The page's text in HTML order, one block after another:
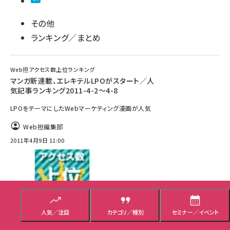
人気／注目 カテゴリ／種別 セミナー／イベント
その他
ランキング／まとめ
Web担アクセス数上位ランキング
マンガ新連載、エレキテルLPOがスタート／人
気記事ランキング2011-4-2～4-8
LPOをテーマにしたWebマーケティング漫画が人気
Web担編集部
2011年4月9日 11:00